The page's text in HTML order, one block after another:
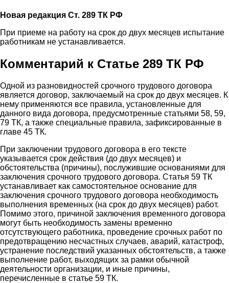
Новая редакция Ст. 289 ТК РФ
При приеме на работу на срок до двух месяцев испытание
работникам не устанавливается.
Комментарий к Статье 289 ТК РФ
Одной из разновидностей срочного трудового договора
является договор, заключаемый на срок до двух месяцев. К
нему применяются все правила, установленные для
данного вида договора, предусмотренные статьями 58, 59,
79 ТК, а также специальные правила, зафиксированные в
главе 45 ТК.
При заключении трудового договора в его тексте
указывается срок действия (до двух месяцев) и
обстоятельства (причины), послужившие основаниями для
заключения срочного трудового договора. Статья 59 ТК
устанавливает как самостоятельное основание для
заключения срочного трудового договора необходимость
выполнения временных (на срок до двух месяцев) работ.
Помимо этого, причиной заключения временного договора
могут быть необходимость замены временно
отсутствующего работника, проведение срочных работ по
предотвращению несчастных случаев, аварий, катастроф,
устранение последствий указанных обстоятельств, а также
выполнение работ, выходящих за рамки обычной
деятельности организации, и иные причины,
перечисленные в статье 59 ТК.